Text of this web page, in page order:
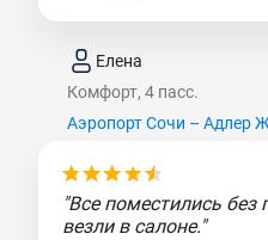
Елена
Комфорт, 4 пасс.
Аэропорт Сочи – Адлер
"Все поместились
везли в салоне."